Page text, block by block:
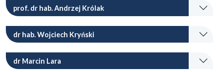
prof. dr hab. Andrzej Królak
dr hab. Wojciech Kryński
dr Marcin Lara